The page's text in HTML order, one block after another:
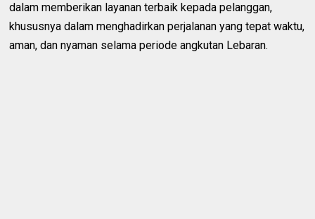
dalam memberikan layanan terbaik kepada pelanggan,
khususnya dalam menghadirkan perjalanan yang tepat waktu,
aman, dan nyaman selama periode angkutan Lebaran.